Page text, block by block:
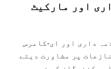
اور مارکیٹ
داری اور ای-کامرس
پر مشاورت دیتے